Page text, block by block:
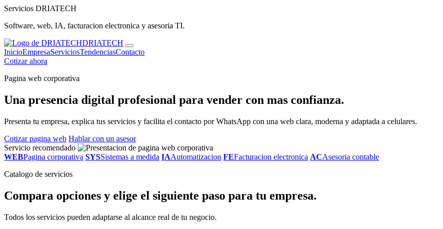
Servicios DRIATECH
Software, web, IA, facturacion electronica y asesoria TI.
DRIATECH
InicioEmpresaServiciosTendenciasContacto
Cotizar ahora
Pagina web corporativa
Una presencia digital profesional para vender con mas confianza.
Presenta tu empresa, explica tus servicios y facilita el contacto por WhatsApp con una web clara, moderna y adaptada a celulares.
Cotizar pagina web Hablar con un asesor
Servicio recomendado
WEBPagina corporativa SYSSistemas a medida IAAutomatizacion FEFacturacion electronica ACAsesoria contable
Catalogo de servicios
Compara opciones y elige el siguiente paso para tu empresa.
Todos los servicios pueden adaptarse al alcance real de tu negocio.